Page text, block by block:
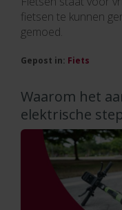
fietsen te kunnen
gemoed.
Gepost in: Fiets
Waarom het
elektrische